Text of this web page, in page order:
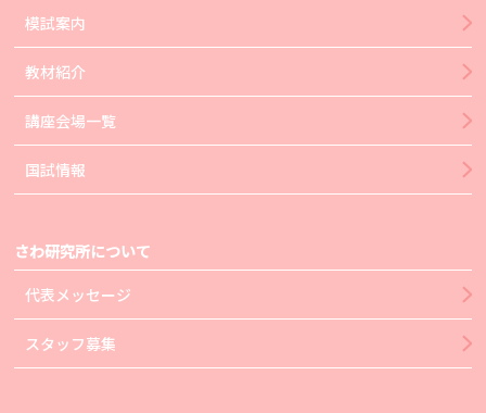
模試案内
教材紹介
講座会場一覧
国試情報
さわ研究所について
代表メッセージ
スタッフ募集